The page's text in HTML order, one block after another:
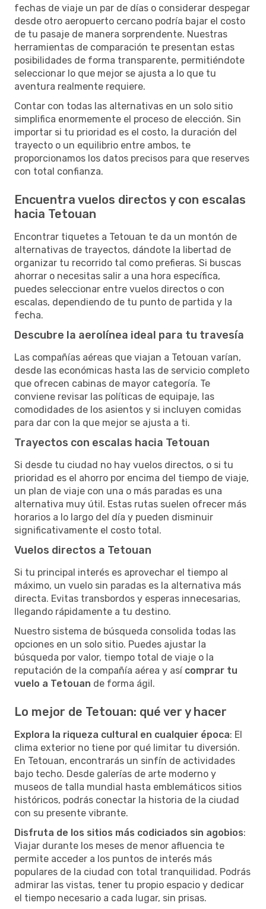
fechas de viaje un par de días o considerar despegar
desde otro aeropuerto cercano podría bajar el costo
de tu pasaje de manera sorprendente. Nuestras
herramientas de comparación te presentan estas
posibilidades de forma transparente, permitiéndote
seleccionar lo que mejor se ajusta a lo que tu
aventura realmente requiere.
Contar con todas las alternativas en un solo sitio
simplifica enormemente el proceso de elección. Sin
importar si tu prioridad es el costo, la duración del
trayecto o un equilibrio entre ambos, te
proporcionamos los datos precisos para que reserves
con total confianza.
Encuentra vuelos directos y con escalas
hacia Tetouan
Encontrar tiquetes a Tetouan te da un montón de
alternativas de trayectos, dándote la libertad de
organizar tu recorrido tal como prefieras. Si buscas
ahorrar o necesitas salir a una hora específica,
puedes seleccionar entre vuelos directos o con
escalas, dependiendo de tu punto de partida y la
fecha.
Descubre la aerolínea ideal para tu travesía
Las compañías aéreas que viajan a Tetouan varían,
desde las económicas hasta las de servicio completo
que ofrecen cabinas de mayor categoría. Te
conviene revisar las políticas de equipaje, las
comodidades de los asientos y si incluyen comidas
para dar con la que mejor se ajusta a ti.
Trayectos con escalas hacia Tetouan
Si desde tu ciudad no hay vuelos directos, o si tu
prioridad es el ahorro por encima del tiempo de viaje,
un plan de viaje con una o más paradas es una
alternativa muy útil. Estas rutas suelen ofrecer más
horarios a lo largo del día y pueden disminuir
significativamente el costo total.
Vuelos directos a Tetouan
Si tu principal interés es aprovechar el tiempo al
máximo, un vuelo sin paradas es la alternativa más
directa. Evitas transbordos y esperas innecesarias,
llegando rápidamente a tu destino.
Nuestro sistema de búsqueda consolida todas las
opciones en un solo sitio. Puedes ajustar la
búsqueda por valor, tiempo total de viaje o la
reputación de la compañía aérea y así comprar tu
vuelo a Tetouan de forma ágil.
Lo mejor de Tetouan: qué ver y hacer
Explora la riqueza cultural en cualquier época: El
clima exterior no tiene por qué limitar tu diversión.
En Tetouan, encontrarás un sinfín de actividades
bajo techo. Desde galerías de arte moderno y
museos de talla mundial hasta emblemáticos sitios
históricos, podrás conectar la historia de la ciudad
con su presente vibrante.
Disfruta de los sitios más codiciados sin agobios:
Viajar durante los meses de menor afluencia te
permite acceder a los puntos de interés más
populares de la ciudad con total tranquilidad. Podrás
admirar las vistas, tener tu propio espacio y dedicar
el tiempo necesario a cada lugar, sin prisas.